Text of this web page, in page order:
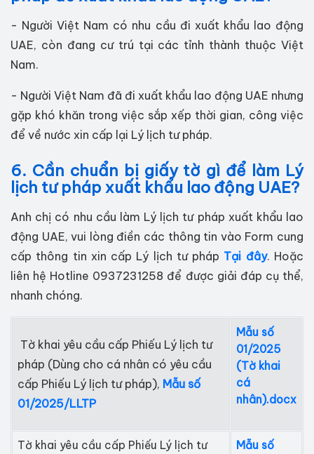
- Người Việt Nam có nhu cầu đi xuất khẩu lao động
UAE, còn đang cư trú tại các tỉnh thành thuộc Việt
Nam.
- Người Việt Nam đã đi xuất khẩu lao động UAE nhưng
gặp khó khăn trong việc sắp xếp thời gian, công việc
để về nước xin cấp lại Lý lịch tư pháp.
6. Cần chuẩn bị giấy tờ gì để làm Lý
lịch tư pháp xuất khẩu lao động UAE?
Anh chị có nhu cầu làm Lý lịch tư pháp xuất khẩu lao
động UAE, vui lòng điền các thông tin vào Form cung
cấp thông tin xin cấp Lý lịch tư pháp Tại đây. Hoặc
liên hệ Hotline 0937231258 để được giải đáp cụ thể,
nhanh chóng.
Tờ khai yêu cầu cấp Phiếu Lý lịch tư
pháp (Dùng cho cá nhân có yêu cầu
cấp Phiếu Lý lịch tư pháp), Mẫu số
01/2025/LLTP
Mẫu số
01/2025
(Tờ khai
cá
nhân).docx
Tờ khai yêu cầu cấp Phiếu Lý lịch tư
Mẫu số